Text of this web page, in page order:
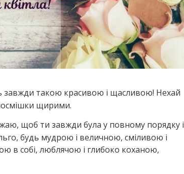
завжди такою красивою і щасливою! Нехай
щирими.
щоб ти завжди була у повному порядку і
будь мудрою і величною, сміливою і
в собі, люблячою і глибоко коханою,